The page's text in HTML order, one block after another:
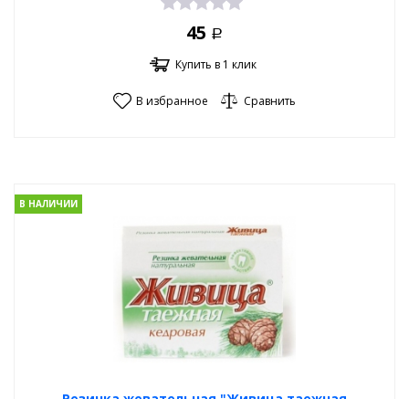
45 Р
Купить в 1 клик
В избранное Сравнить
В НАЛИЧИИ